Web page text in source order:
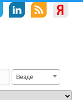
Везде